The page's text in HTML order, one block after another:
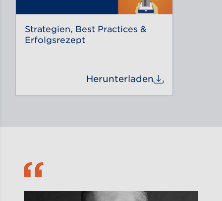
Strategien, Best Practices &
Erfolgsrezept
Herunterladen
Strategien,